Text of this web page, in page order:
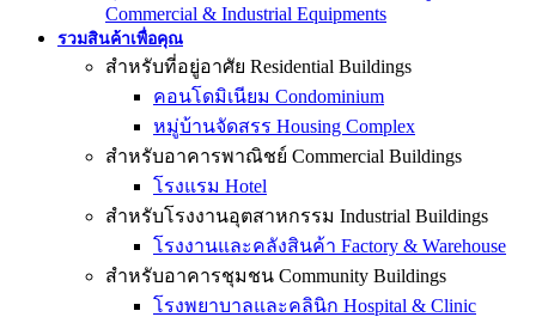
Commercial & Industrial Equipments
รวมสินค้าเพื่อคุณ
สำหรับที่อยู่อาศัย Residential Buildings
คอนโดมิเนียม Condominium
หมู่บ้านจัดสรร Housing Complex
สำหรับอาคารพาณิชย์ Commercial Buildings
โรงแรม Hotel
สำหรับโรงงานอุตสาหกรรม Industrial Buildings
โรงงานและคลังสินค้า Factory & Warehouse
สำหรับอาคารชุมชน Community Buildings
โรงพยาบาลและคลินิก Hospital & Clinic